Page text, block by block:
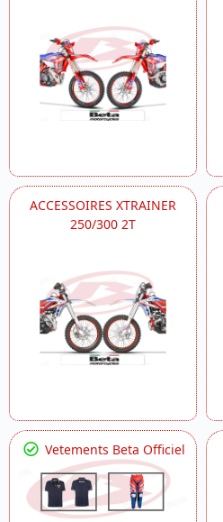
ACCESSOIRES XTRAINER
250/300 2T
Vetements Beta Officiel